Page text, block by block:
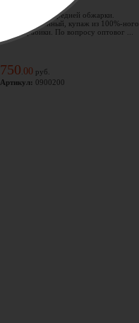
Кофе молотый, средней обжарки.
Свежеобжаренный, купаж из 100%-ного
сорта Арабики. По вопросу оптовог ...
750 00 руб.
Артикул: 0900200